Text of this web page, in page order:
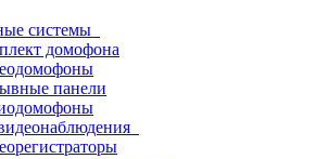
системы
домофона
панели